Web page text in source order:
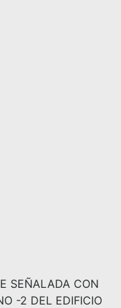
SEÑALADA CON
-2 DEL EDIFICIO